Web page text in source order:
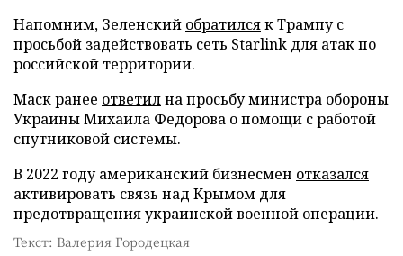
Напомним, Зеленский обратилсяк Трампу с
просьбой задействовать сеть Starlink для атак по
российской территории.
Маск ранее ответилна просьбу министра обороны
Украины Михаила Федорова о помощи с работой
спутниковой системы.
В 2022 году американский бизнесмен отказался
активировать связь над Крымом для
предотвращения украинской военной операции.
Текст: Валерия Городецкая